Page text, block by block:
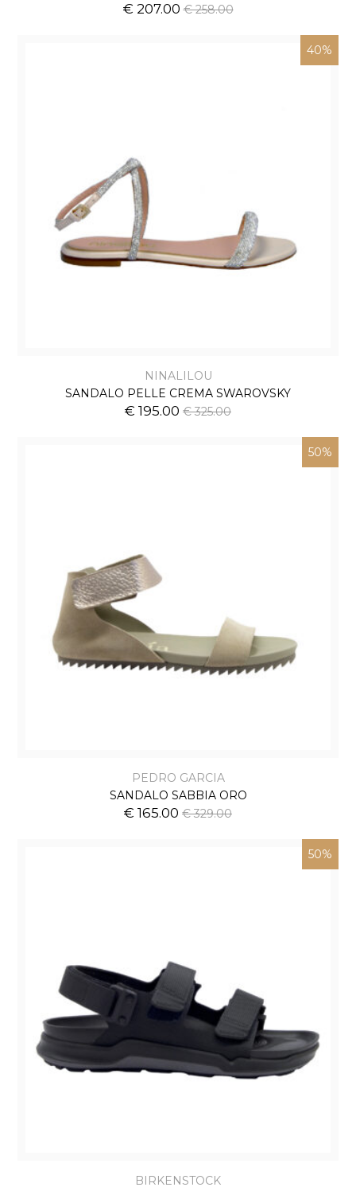
€ 207.00€ 258.00
40%
NINALILOU
SANDALO PELLE CREMA SWAROVSKY
€ 195.00 € 325.00
50%
PEDRO GARCIA
SANDALO SABBIA ORO
€ 165.00 € 329.00
50%
BIRKENSTOCK